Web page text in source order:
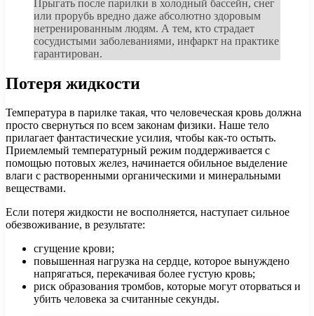
Прыгать после парилки в холодный бассейн, снег
или прорубь вредно даже абсолютно здоровым
нетренированным людям. А тем, кто страдает
сосудистыми заболеваниями, инфаркт на практике
гарантирован.
Потеря жидкости
Температура в парилке такая, что человеческая кровь должна
просто свернуться по всем законам физики. Наше тело
прилагает фантастические усилия, чтобы как-то остыть.
Приемлемый температурный режим поддерживается с
помощью потовых желез, начинается обильное выделение
влаги с растворенными органическими и минеральными
веществами.
Если потеря жидкости не восполняется, наступает сильное
обезвоживание, в результате:
сгущение крови;
повышенная нагрузка на сердце, которое вынуждено
напрягаться, перекачивая более густую кровь;
риск образования тромбов, которые могут оторваться и
убить человека за считанные секунды.